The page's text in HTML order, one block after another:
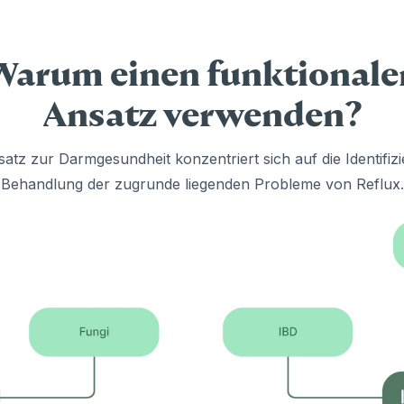
einen
Ansatz verwenden?
zur Darmgesundheit konzentriert sich auf die
Behandlung der zugrunde liegenden Probleme von Reflux.